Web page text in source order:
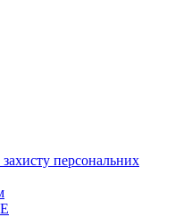
захисту персональних